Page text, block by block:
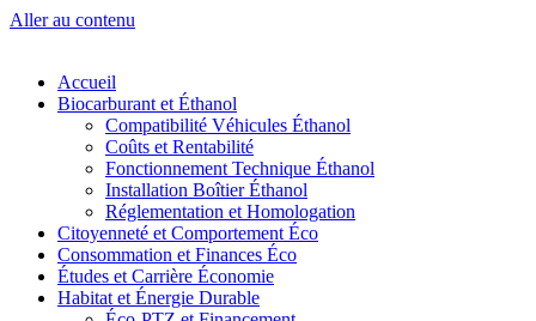
Aller au contenu
Accueil
Biocarburant et Éthanol
Compatibilité Véhicules Éthanol
Coûts et Rentabilité
Fonctionnement Technique Éthanol
Installation Boîtier Éthanol
Réglementation et Homologation
Citoyenneté et Comportement Éco
Consommation et Finances Éco
Études et Carrière Économie
Habitat et Énergie Durable